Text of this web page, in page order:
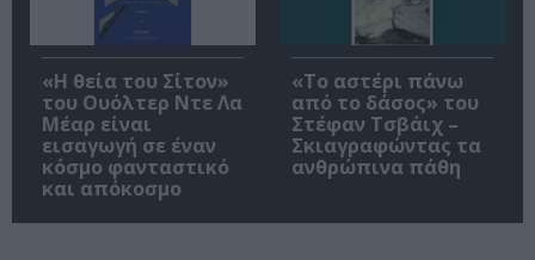
«Η θεία του Σίτον»
του Ουόλτερ Ντε Λα
Μέαρ είναι
εισαγωγή σε έναν
κόσμο φανταστικό
και απόκοσμο
«Το αστέρι πάνω
από το δάσος» του
Στέφαν Τσβάιχ –
Σκιαγραφώντας τα
ανθρώπινα πάθη